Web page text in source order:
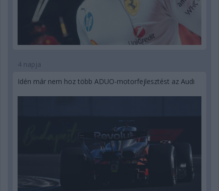
4 napja
Idén már nem hoz több ADUO-motorfejlesztést az Audi